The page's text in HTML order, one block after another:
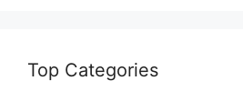
Top Categories